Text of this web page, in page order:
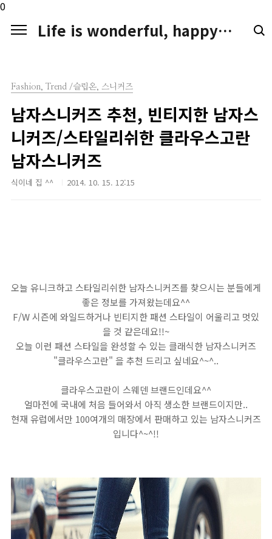
0
본문 바로가기
Life is wonderful, happy. LIFE LOGGER
Fashion, Trend /슬립온, 스니커즈
남자스니커즈 추천, 빈티지한 남자스
니커즈/스타일리쉬한 클라우스고란
남자스니커즈
식이네 집 ^^ 2014. 10. 15. 12:15
오늘 유니크하고 스타일리쉬한 남자스니커즈를 찾으시는 분들에게
좋은 정보를 가져왔는데요^^
F/W 시즌에 와일드하거나 빈티지한 패션 스타일이 어울리고 멋있
을 것 같은데요!!~
오늘 이런 패션 스타일을 완성할 수 있는 클래식한 남자스니커즈
"클라우스고란" 을 추천 드리고 싶네요^~^..
클라우스고란이 스웨덴 브랜드인데요^^
얼마전에 국내에 처음 들어와서 아직 생소한 브랜드이지만..
현재 유럽에서만 100여개의 매장에서 판매하고 있는 남자스니커즈
입니다^~^!!